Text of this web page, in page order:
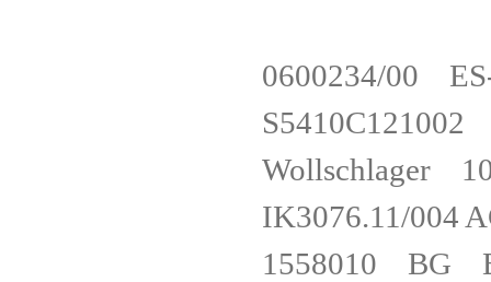
0600234/00
IK3076.11/
1558010 BG